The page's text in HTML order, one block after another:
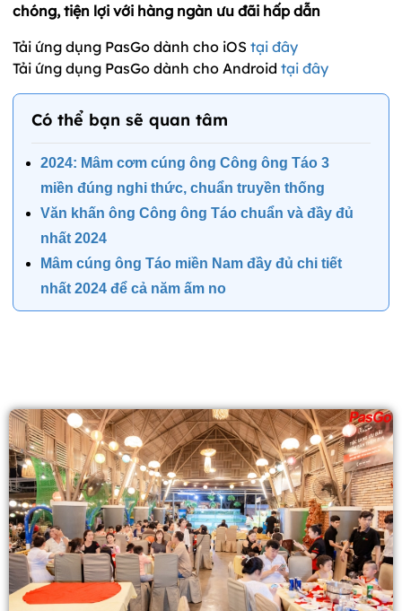
chóng, tiện lợi với hàng ngàn ưu đãi hấp dẫn
Tải ứng dụng PasGo dành cho iOS tại đây
Tải ứng dụng PasGo dành cho Android tại đây
Có thể bạn sẽ quan tâm
2024: Mâm cơm cúng ông Công ông Táo 3
miền đúng nghi thức, chuẩn truyền thống
Văn khấn ông Công ông Táo chuẩn và đầy đủ
nhất 2024
Mâm cúng ông Táo miền Nam đầy đủ chi tiết
nhất 2024 để cả năm ấm no